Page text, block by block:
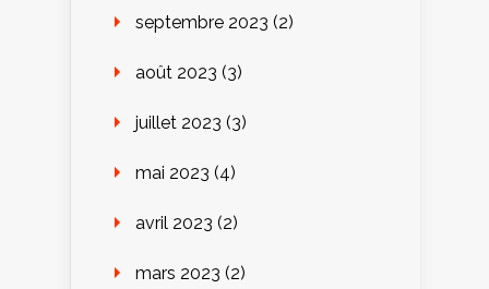
septembre 2023 (2)
août 2023 (3)
juillet 2023 (3)
mai 2023 (4)
avril 2023 (2)
mars 2023 (2)